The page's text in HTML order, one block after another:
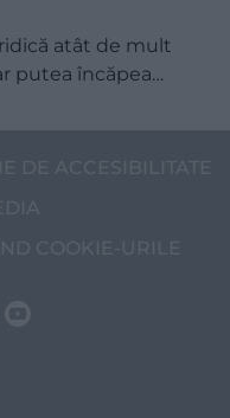
atât de mult
putea încăpea…